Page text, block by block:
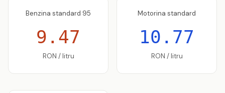
Benzina standard 95
9.47
RON / litru
Motorina standard
10.77
RON / litru